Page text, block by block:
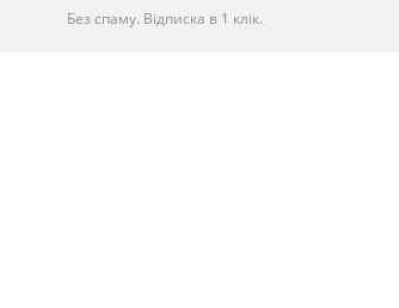
Без спаму. Відписка в 1 клік.